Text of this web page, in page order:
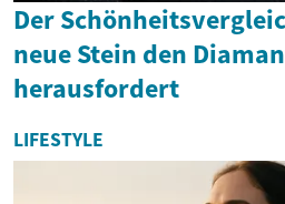
Der
neue Stein den
herausfordert
LIFESTYLE